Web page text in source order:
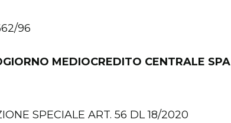
96
MEDIOCREDITO CENTRALE SPA
SPECIALE ART. 56 DL 18/2020